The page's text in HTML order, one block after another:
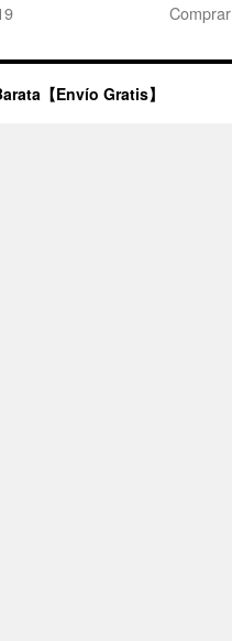
【Envío Gratis】